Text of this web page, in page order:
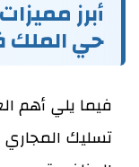
أبرز
حي الملك
فيما يلي أهم
تسليك